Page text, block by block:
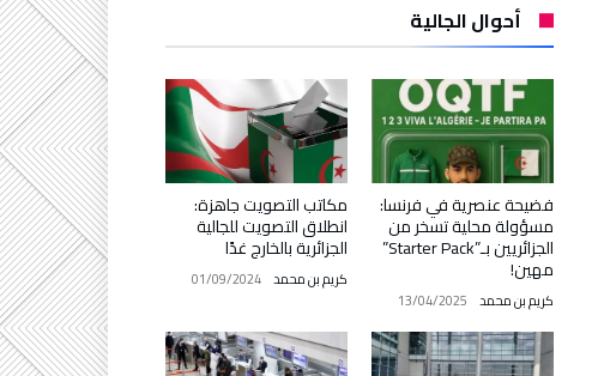
أحوال الجالية
مكاتب التصويت جاهزة:
انطلاق التصويت للجالية
الجزائرية بالخارج غدًا
كريم بن محمد 01/09/2024
فضيحة عنصرية في فرنسا:
مسؤولة محلية تسخر من
الجزائريين بـ”Starter Pack”
مهين!
كريم بن محمد 13/04/2025